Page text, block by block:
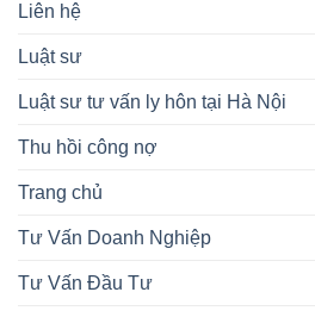
Liên hệ
Luật sư
Luật sư tư vấn ly hôn tại Hà Nội
Thu hồi công nợ
Trang chủ
Tư Vấn Doanh Nghiệp
Tư Vấn Đầu Tư